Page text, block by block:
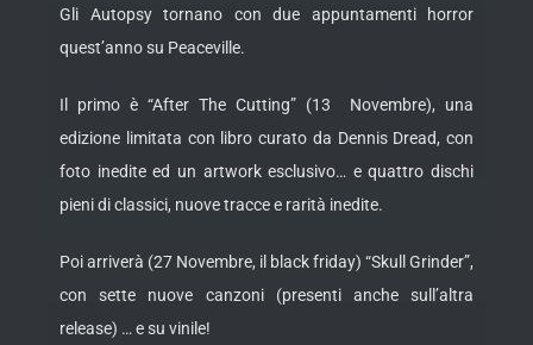
Gli Autopsy tornano con due appuntamenti horror
quest’anno su Peaceville.
Il primo è “After The Cutting” (13 Novembre), una
edizione limitata con libro curato da Dennis Dread, con
foto inedite ed un artwork esclusivo… e quattro dischi
pieni di classici, nuove tracce e rarità inedite.
Poi arriverà (27 Novembre, il black friday) “Skull Grinder”,
con sette nuove canzoni (presenti anche sull’altra
release) … e su vinile!